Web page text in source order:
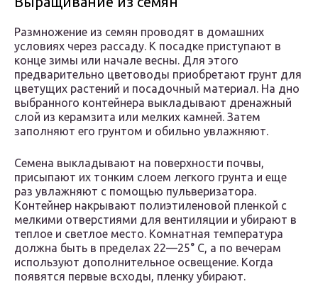
Размножение из семян проводят в домашних
условиях через рассаду. К посадке приступают в
конце зимы или начале весны. Для этого
предварительно цветоводы приобретают грунт для
цветущих растений и посадочный материал. На дно
выбранного контейнера выкладывают дренажный
слой из керамзита или мелких камней. Затем
заполняют его грунтом и обильно увлажняют.
Семена выкладывают на поверхности почвы,
присыпают их тонким слоем легкого грунта и еще
раз увлажняют с помощью пульверизатора.
Контейнер накрывают полиэтиленовой пленкой с
мелкими отверстиями для вентиляции и убирают в
теплое и светлое место. Комнатная температура
должна быть в пределах 22—25° C, а по вечерам
используют дополнительное освещение. Когда
появятся первые всходы, пленку убирают.